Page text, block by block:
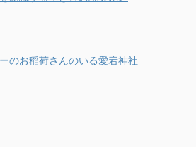
のお稲荷さんのいる愛宕神社